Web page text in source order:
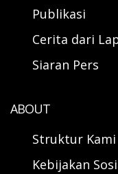
Publikasi
Cerita dari
Siaran Pers
ABOUT
Struktur Kami
Kebijakan